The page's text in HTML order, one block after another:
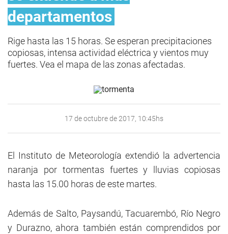
departamentos
Rige hasta las 15 horas. Se esperan precipitaciones
copiosas, intensa actividad eléctrica y vientos muy
fuertes. Vea el mapa de las zonas afectadas.
17 de octubre de 2017, 10:45hs
El Instituto de Meteorología extendió la advertencia
naranja por tormentas fuertes y lluvias copiosas
hasta las 15.00 horas de este martes.
Además de Salto, Paysandú, Tacuarembó, Río Negro
y Durazno, ahora también están comprendidos por